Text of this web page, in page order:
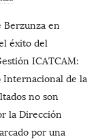
Berzunza en
éxito del
ICATCAM:
Internacional de la
no son
la Dirección
por una